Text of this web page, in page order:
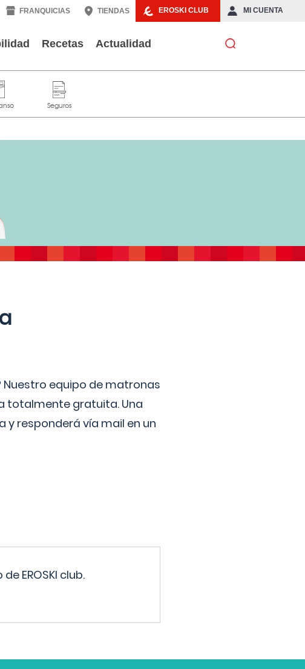
EROSKI CLUB MI CUENTA
FRANQUICIAS TIENDAS
Recetas Actualidad
equipo de matronas
totalmente gratuita. Una
responderá vía mail en un
EROSKI club.